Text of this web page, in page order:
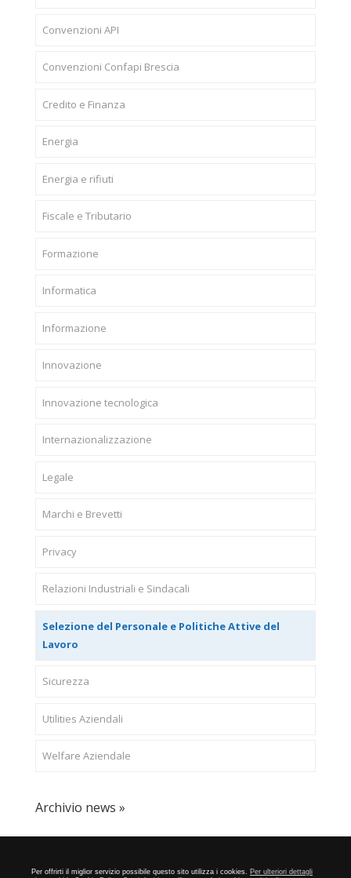
Per offrirti il miglior servizio possibile questo sito utilizza i cookies. Per ulteriori dettagli
Convenzioni API
Convenzioni Confapi Brescia
Credito e Finanza
Energia
Energia e rifiuti
Fiscale e Tributario
Formazione
Informatica
Informazione
Innovazione
Innovazione tecnologica
Internazionalizzazione
Legale
Marchi e Brevetti
Privacy
Relazioni Industriali e Sindacali
Selezione del Personale e Politiche Attive del
Lavoro
Sicurezza
Utilities Aziendali
Welfare Aziendale
Archivio news »
CONFAPI BRESCIA
Via F.Lippi, 30 25134 Brescia P.Iva